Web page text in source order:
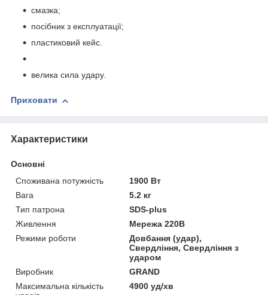
смазка;
посібник з експлуатації;
пластиковий кейс.
велика сила удару.
Приховати
Характеристики
Основні
Споживана потужність
1900 Вт
Вага
5.2 кг
Тип патрона
SDS-plus
Живлення
Мережа 220В
Режими роботи
Довбання (удар),
Свердління, Свердління з
ударом
Виробник
GRAND
Максимальна кількість
4900 уд/хв